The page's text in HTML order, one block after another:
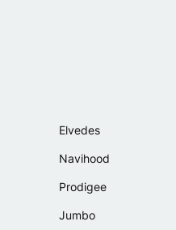
Elvedes
Navihood
Prodigee
Jumbo